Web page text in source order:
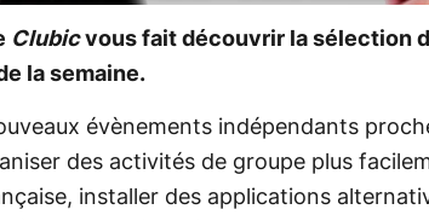
Clubicvous fait découvrir la sélection
la semaine.
évènements indépendants
des activités de groupe plus
installer des applications